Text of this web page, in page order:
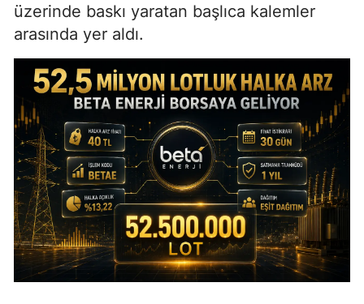
üzerinde baskı yaratan başlıca kalemler
arasında yer aldı.